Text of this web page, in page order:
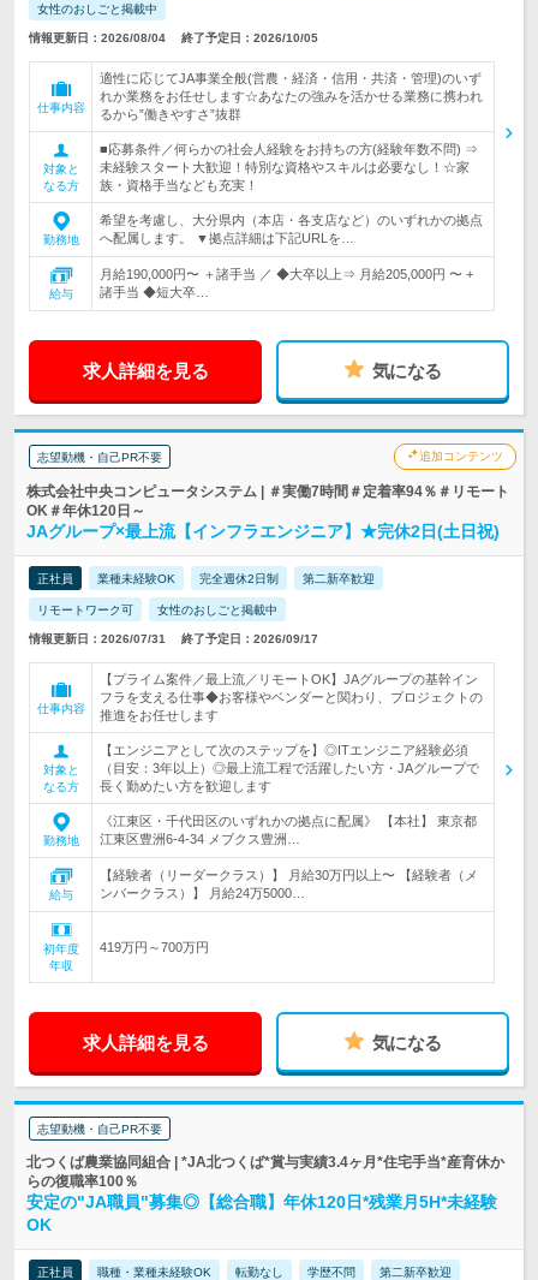
女性のおしごと掲載中
情報更新日：2026/08/04 終了予定日：2026/10/05
仕事内容
適性に応じてJA事業全般(営農・経済・信用・共済・管理)のいず
れか業務をお任せします☆あなたの強みを活かせる業務に携われ
るから”働きやすさ”抜群
対象と
なる方
■応募条件／何らかの社会人経験をお持ちの方(経験年数不問) ⇒
未経験スタート大歓迎！特別な資格やスキルは必要なし！☆家
族・資格手当なども充実！
勤務地
希望を考慮し、大分県内（本店・各支店など）のいずれかの拠点
へ配属します。 ▼拠点詳細は下記URLを…
給与
月給190,000円〜 ＋諸手当 ／ ◆大卒以上⇒ 月給205,000円 〜 +
諸手当 ◆短大卒…
求人詳細を見る 気になる
志望動機・自己PR不要 追加コンテンツ
株式会社中央コンピュータシステム | ＃実働7時間＃定着率94％＃リモート
OK＃年休120日～
JAグループ×最上流【インフラエンジニア】★完休2日(土日祝)
正社員 業種未経験OK 完全週休2日制 第二新卒歓迎
リモートワーク可 女性のおしごと掲載中
情報更新日：2026/07/31 終了予定日：2026/09/17
仕事内容
【プライム案件／最上流／リモートOK】JAグループの基幹イン
フラを支える仕事◆お客様やベンダーと関わり、プロジェクトの
推進をお任せします
対象と
なる方
【エンジニアとして次のステップを】◎ITエンジニア経験必須
（目安：3年以上）◎最上流工程で活躍したい方・JAグループで
長く勤めたい方を歓迎します
勤務地
《江東区・千代田区のいずれかの拠点に配属》 【本社】 東京都
江東区豊洲6-4-34 メブクス豊洲…
給与
【経験者（リーダークラス）】 月給30万円以上〜 【経験者（メ
ンバークラス）】 月給24万5000…
初年度
年収
419万円～700万円
求人詳細を見る 気になる
志望動機・自己PR不要
北つくば農業協同組合 | *JA北つくば*賞与実績3.4ヶ月*住宅手当*産育休か
らの復職率100％
安定の"JA職員"募集◎【総合職】年休120日*残業月5H*未経験
OK
正社員 職種・業種未経験OK 転勤なし 学歴不問 第二新卒歓迎